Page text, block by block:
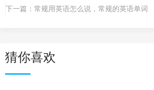
下一篇： 常规用英语怎么说，常规的英语单词
猜你喜欢